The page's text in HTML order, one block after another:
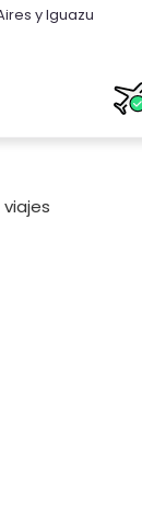
yIguazu